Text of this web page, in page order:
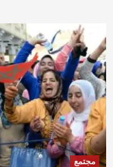
مجتمع